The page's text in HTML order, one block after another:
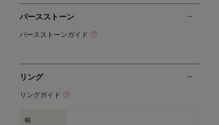
バースストーン
バースストーンガイド
リング
リングガイド
幅